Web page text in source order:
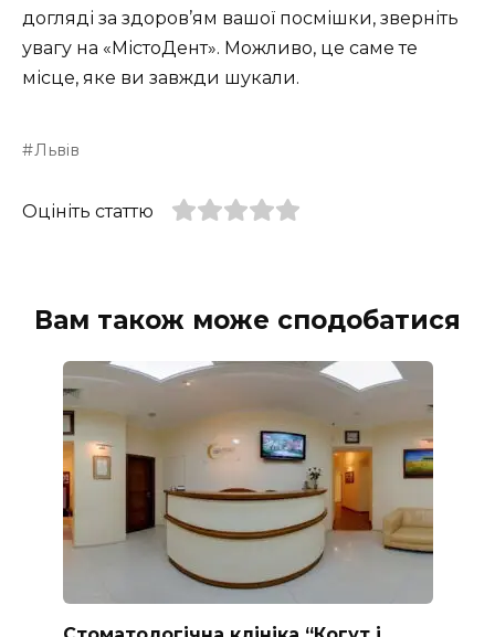
догляді за здоров’ям вашої посмішки, зверніть
увагу на «МістоДент». Можливо, це саме те
місце, яке ви завжди шукали.
Львів
Оцініть статтю
Вам також може сподобатися